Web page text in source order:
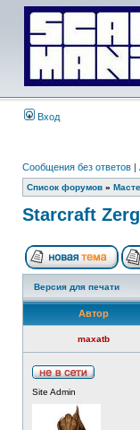
Вход
Сообщения без ответов |
Список форумов »
Starcraft
Версия для печати
Автор
maxatb
Site Admin